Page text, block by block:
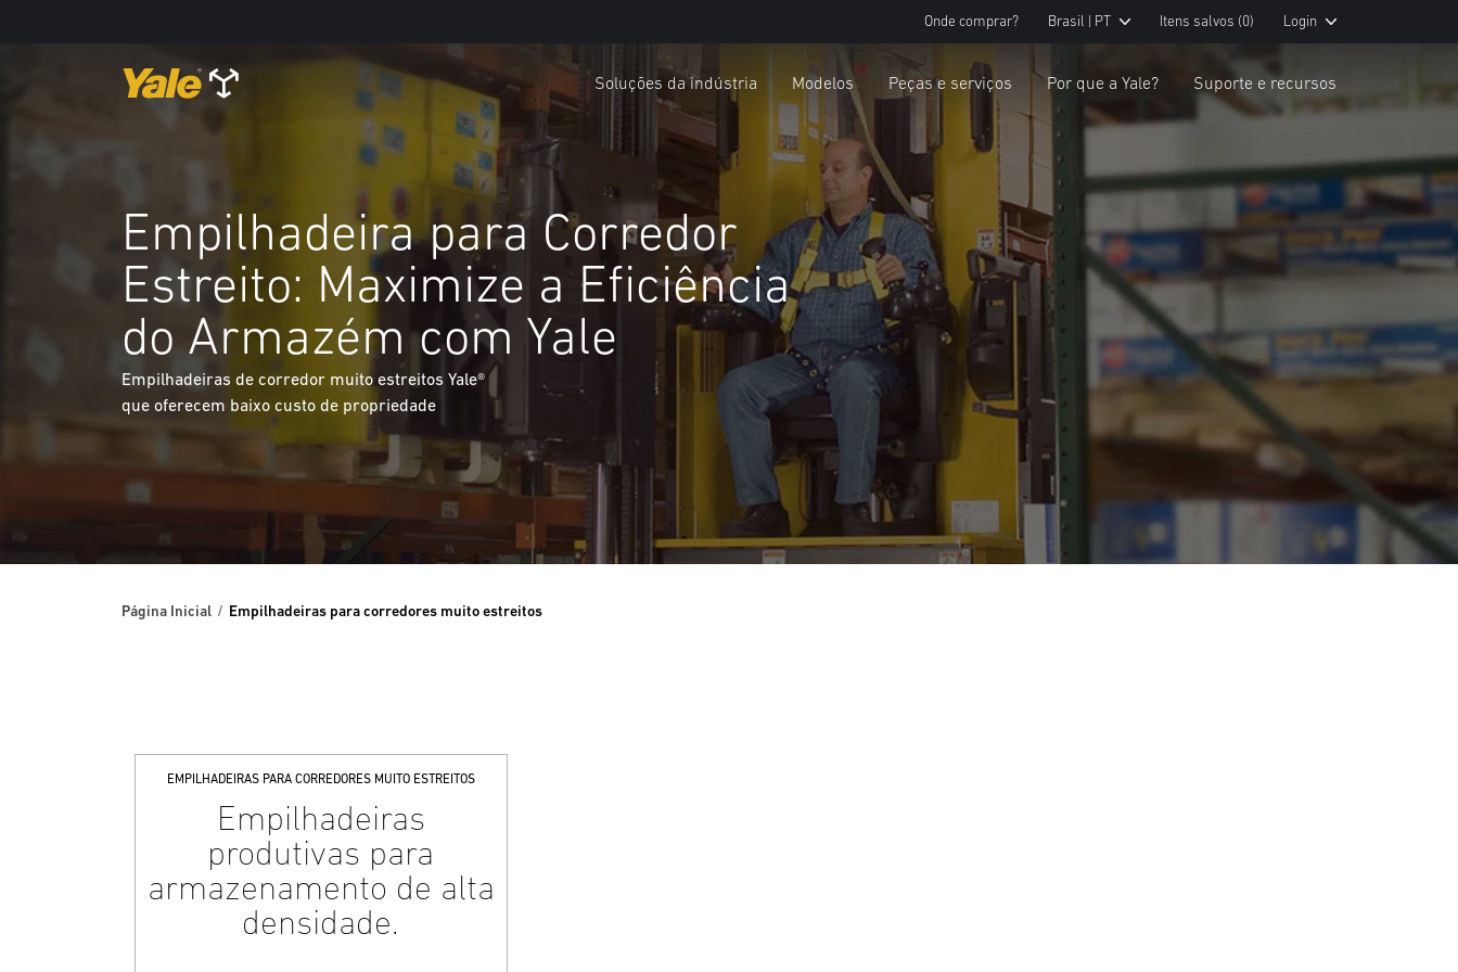
Onde comprar? Brasil | PT Itens salvos (0) Login
Soluções da indústria Modelos Peças e serviços Por que a Yale? Suporte e recursos
Empilhadeira para Corredor
Estreito: Maximize a Eficiência
do Armazém com Yale
Empilhadeiras de corredor muito estreitos Yale®
que oferecem baixo custo de propriedade
Página Inicial Empilhadeiras para corredores muito estreitos
EMPILHADEIRAS PARA CORREDORES MUITO ESTREITOS
Empilhadeiras
produtivas para
armazenamento de alta
densidade.